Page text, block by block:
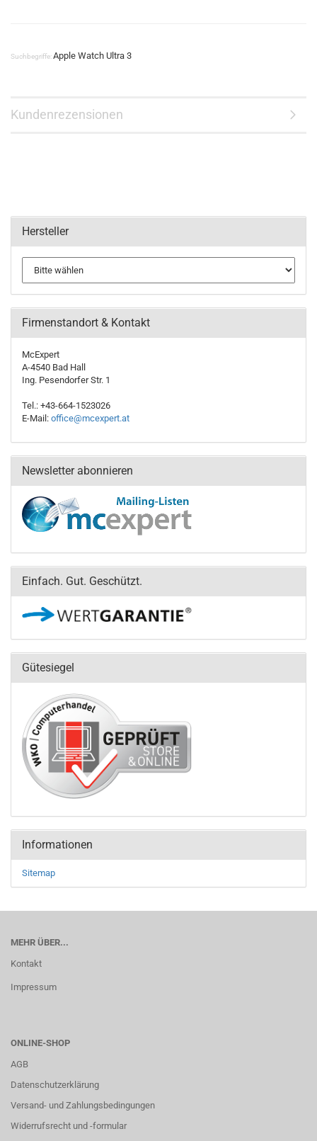
Suchbegriffe:Apple Watch Ultra 3
Kundenrezensionen
Hersteller
Firmenstandort & Kontakt
McExpert
A-4540 Bad Hall
Ing. Pesendorfer Str. 1
Tel.: +43-664-1523026
E-Mail: office@mcexpert.at
Newsletter abonnieren
Einfach. Gut. Geschützt.
Gütesiegel
Informationen
Sitemap
MEHR ÜBER...
Kontakt
Impressum
ONLINE-SHOP
AGB
Datenschutzerklärung
Versand- und Zahlungsbedingungen
Widerrufsrecht und -formular